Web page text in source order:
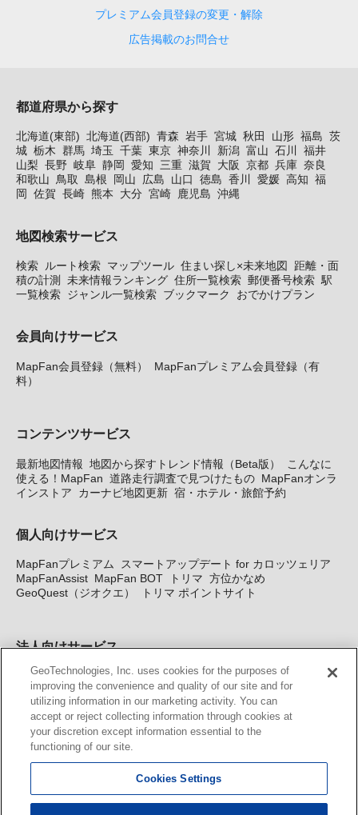
プレミアム会員登録の変更・解除
広告掲載のお問合せ
都道府県から探す
北海道(東部) 北海道(西部) 青森 岩手 宮城 秋田 山形 福島 茨
城 栃木 群馬 埼玉 千葉 東京 神奈川 新潟 富山 石川
福井
山梨 長野 岐阜 静岡 愛知 三重 滋賀 大阪 京都 兵庫 奈良
和歌山 鳥取 島根 岡山 広島 山口 徳島 香川 愛媛 高知 福
岡
佐賀 長崎 熊本 大分 宮崎 鹿児島 沖縄
地図検索サービス
検索 ルート検索 マップツール 住まい探し×未来地図
距離・面
積の計測
未来情報ランキング 住所一覧検索 郵便番号検索 駅
一覧検索 ジャンル一覧検索 ブックマーク おでかけプラン
会員向けサービス
MapFan会員登録（無料）
MapFanプレミアム会員登録（有
料）
コンテンツサービス
最新地図情報 地図から探すトレンド情報（Beta版）
こんなに
使える！MapFan 道路走行調査で見つけたもの MapFanオンラ
インストア
カーナビ地図更新 宿・ホテル・旅館予約
個人向けサービス
MapFanプレミアム
スマートアップデート for カロッツェリア
MapFanAssist MapFan BOT トリマ 方位かなめ
GeoQuest（ジオクエ）
トリマ ポイントサイト
法人向けサービス
法人向け地図・位置情報サービス WEBサイト・システム向け地
図API Windows PC向け地図開発キット MapFan DB 住所確認
サービス
MAP WORLD+ トリマ広告 Geo-Research
カーナビ地図更新サービス
MapFan スマートメンバーズ
KENWOOD MapFan Club
GeoTechnologies, Inc. uses cookies for the purposes of
improving the convenience and quality of our site and for
utilizing information in our marketing activity. You can
accept or reject collecting information through cookies at
your discretion except information essential to the
functioning of our site.
Cookies Settings